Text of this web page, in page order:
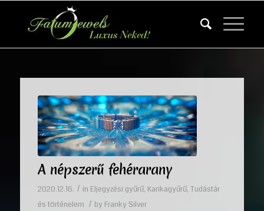
A népszerű fehérarany
2020.12.16. / in Eljegyzési gyűrű, Karikagyűrű, Tudástár
és történelem / by Franky Silver